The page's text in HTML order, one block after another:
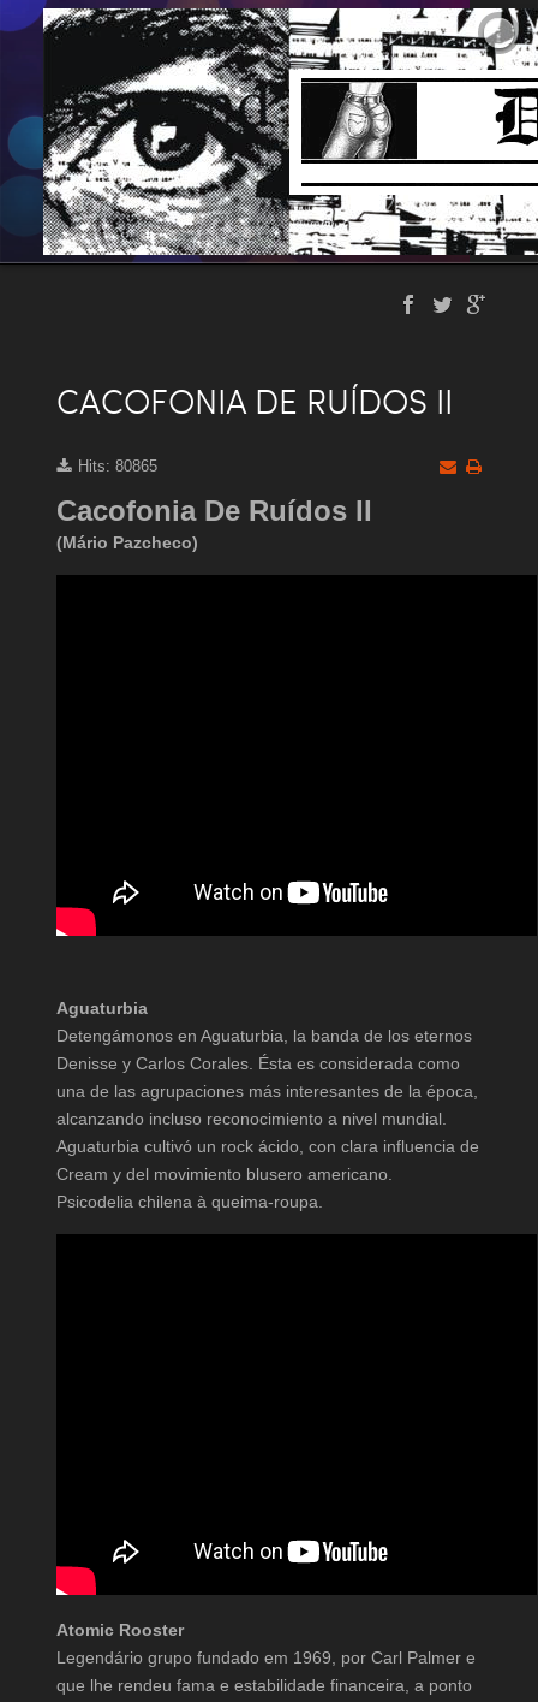
CACOFONIA DE RUÍDOS II
Hits: 80865
Cacofonia De Ruídos II
(Mário Pazcheco)
Aguaturbia
Detengámonos en Aguaturbia, la banda de los eternos
Denisse y Carlos Corales. Ésta es considerada como
una de las agrupaciones más interesantes de la época,
alcanzando incluso reconocimiento a nivel mundial.
Aguaturbia cultivó un rock ácido, con clara influencia de
Cream y del movimiento blusero americano.
Psicodelia chilena à queima-roupa.
Atomic Rooster
Legendário grupo fundado em 1969, por Carl Palmer e
que lhe rendeu fama e estabilidade financeira, a ponto